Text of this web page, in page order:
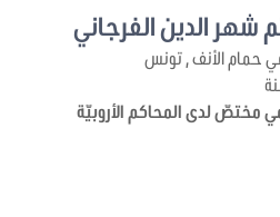
شهر الدين الفرجاني
حمام الأنف , تونس
مختصّ لدى المحاكم الأروبيّة